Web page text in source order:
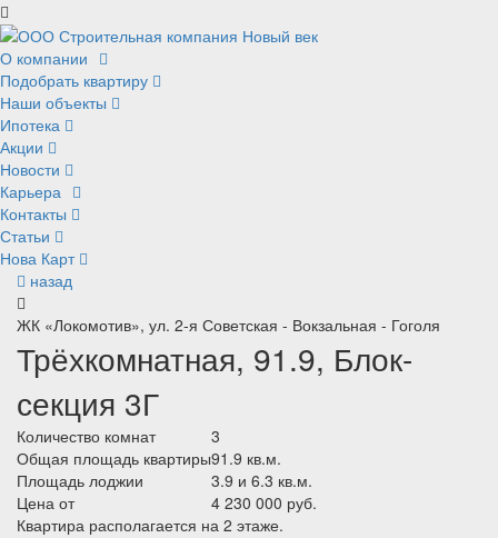
О компании
Подобрать квартиру
Наши объекты
Ипотека
Акции
Новости
Карьера
Контакты
Статьи
Нова Карт
назад
ЖК «Локомотив», ул. 2-я Советская - Вокзальная - Гоголя
Трёхкомнатная, 91.9, Блок-
секция 3Г
Количество комнат
3
Общая площадь квартиры91.9 кв.м.
Площадь лоджии
3.9 и 6.3 кв.м.
Цена от
4 230 000 руб.
Квартира располагается на 2 этаже.